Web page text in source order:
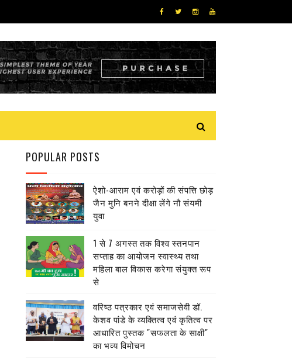
POPULAR POSTS
ऐशो-आराम एवं करोड़ों की संपत्ति छोड़
जैन मुनि बनने दीक्षा लेंगे नौ संयमी
युवा
1 से 7 अगस्त तक विश्व स्तनपान
सप्ताह का आयोजन स्वास्थ्य तथा
महिला बाल विकास करेगा संयुक्त रूप
से
वरिष्ठ पत्रकार एवं समाजसेवी डॉ.
केशव पांडे के व्यक्तित्व एवं कृतित्व पर
आधारित पुस्तक "सफलता के साक्षी"
का भव्य विमोचन